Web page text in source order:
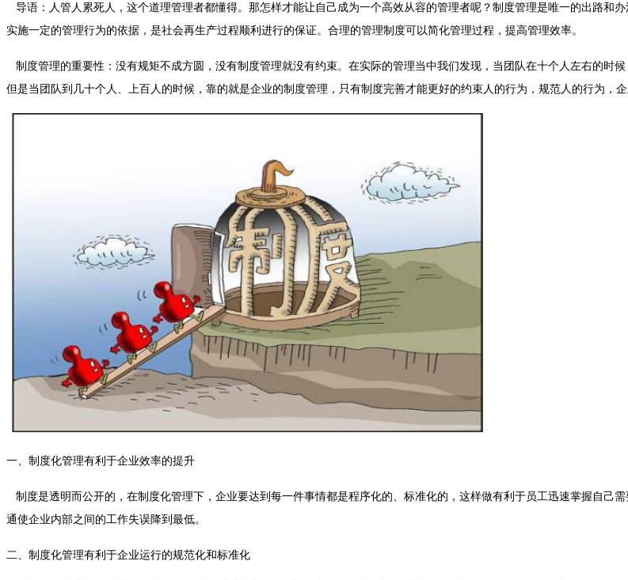
导语 ：人管人累死人，这个道理管理者都懂得。那怎样才能让自己成为一个高效从容的管理者呢？制度管理是唯一的出路
实施一定的管理行为的依据，是社会再生产过程顺利进行的保证。合理的管理制度可以简化管理过程，提高管理效率。
制度管理的重要性：没有规矩不成方圆，没有制度管理就没有约束。在实际的管理当中我们发现，当团队在十个人左右的时
但是当团队到几十个人、上百人的时候，靠的就是企业的制度管理，只有制度完善才能更好的约束人的行为，规范人的行为，企
一、制度化管理有利于企业效率的提升
制度是透明而公开的，在制度化管理下，企业要达到每一件事情都是程序化的、标准化的，这样做有利于员工迅速掌握自己
通使企业内部之间的工作失误降到最低。
二、制度化管理有利于企业运行的规范化和标准化